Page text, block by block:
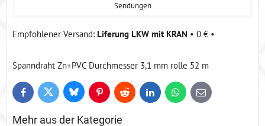
Sendungen
Liferung LKW mit KRAN • 0 € •
Spanndraht Zn+PVC Durchmesser 3,1 mm rolle 52 m
FacebookTwitter BlueskyPinterestReddit LinkedInWhatsApp
E-
mail
Mehr aus der Kategorie